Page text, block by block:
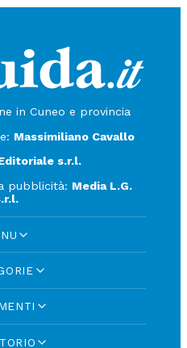
in Cuneo e provincia
Massimiliano Cavallo
s.r.l.
pubblicità: Media L.G.